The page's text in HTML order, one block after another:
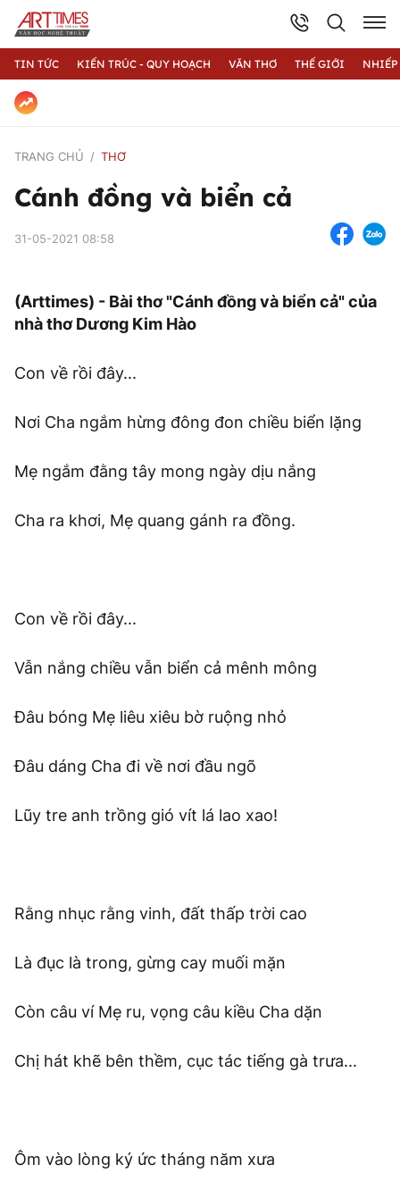
TIN TỨC KIẾN TRÚC - QUY HOẠCH VĂN THƠ THẾ GIỚI
TRANG CHỦ THƠ
Cánh đồng và biển cả
31-05-2021 08:58
(Arttimes) - Bài thơ "Cánh đồng và biển cả" của
nhà thơ Dương Kim Hào
Con về rồi đây...
Nơi Cha ngắm hừng đông đon chiều biển lặng
Mẹ ngắm đằng tây mong ngày dịu nắng
Cha ra khơi, Mẹ quang gánh ra đồng.
Con về rồi đây...
Vẫn nắng chiều vẫn biển cả mênh mông
Đâu bóng Mẹ liêu xiêu bờ ruộng nhỏ
Đâu dáng Cha đi về nơi đầu ngõ
Lũy tre anh trồng gió vít lá lao xao!
Rằng nhục rằng vinh, đất thấp trời cao
Là đục là trong, gừng cay muối mặn
Còn câu ví Mẹ ru, vọng câu kiều Cha dặn
Chị hát khẽ bên thềm, cục tác tiếng gà trưa...
Ôm vào lòng ký ức tháng năm xưa